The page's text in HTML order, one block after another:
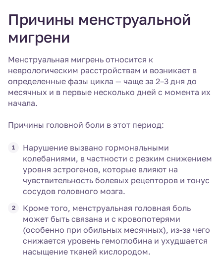
Причины менструальной
мигрени
Менструальная мигрень относится к
неврологическим расстройствам и возникает в
определенные фазы цикла — чаще за 2–3 дня до
месячных и в первые несколько дней с момента их
начала.
Причины головной боли в этот период:
Нарушение вызвано гормональными
колебаниями, в частности с резким снижением
уровня эстрогенов, которые влияют на
чувствительность болевых рецепторов и тонус
сосудов головного мозга.
Кроме того, менструальная головная боль
может быть связана и с кровопотерями
(особенно при обильных месячных), из-за чего
снижается уровень гемоглобина и ухудшается
насыщение тканей кислородом.